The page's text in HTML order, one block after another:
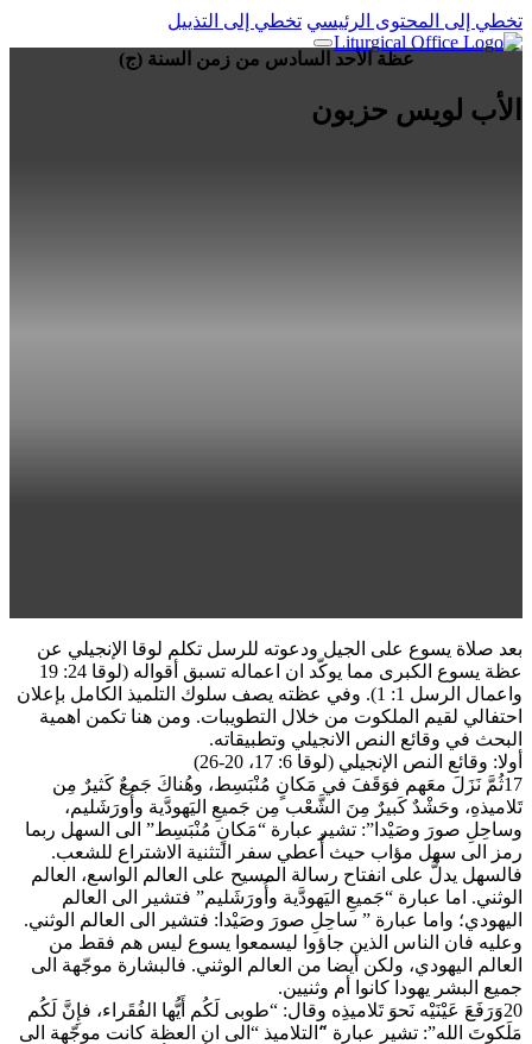
تخطي إلى المحتوى الرئيسي تخطي إلى التذييل
عظة الأحد السادس من زمن السنة (ج)
الأب لويس حزبون
بعد صلاة يسوع على الجيل ودعوته للرسل تكلم لوقا الإنجيلي عن
عظة يسوع الكبرى مما يوكّد ان اعماله تسبق أقواله (لوقا 24: 19
واعمال الرسل 1: 1). وفي عظته يصف سلوك التلميذ الكامل بإعلان
احتفالي لقيم الملكوت من خلال التطويبات. ومن هنا تكمن اهمية
البحث في وقائع النص الانجيلي وتطبيقاته.
أولا: وقائع النص الإنجيلي (لوقا 6: 17، 20-26)
17ثُمَّ نَزَلَ معَهم فوَقَفَ في مَكانٍ مُنْبَسِط، وهُناكَ جَمعٌ كَثيرٌ مِن
تَلاميذهِ، وحَشْدٌ كَبيرٌ مِنَ الشَّعْب مِن جَميعِ اليَهودَّية وأُورَشَليم،
وساحِلِ صورَ وصَيْدا”: تشير عبارة “مَكانٍ مُنْبَسِط” الى السهل ربما
رمز الى سهل مؤاب حيث أُعطي سفر التثنية الاشتراع للشعب.
فالسهل يدلُّ على انفتاح رسالة المسيح على العالم الواسع، العالم
الوثني. اما عبارة “جَميعِ اليَهودَّية وأُورَشَليم” فتشير الى العالم
اليهودي؛ واما عبارة ” ساحِلِ صورَ وصَيْدا: فتشير الى العالم الوثني.
وعليه فان الناس الذين جاؤوا ليسمعوا يسوع ليس هم فقط من
العالم اليهودي، ولكن أيضا من العالم الوثني. فالبشارة موجّهة الى
جميع البشر يهودا كانوا أم وثنيين.
20وَرَفَعَ عَيْنَيْه نَحوَ تَلاميذِه وقال: “طوبى لَكُم أَيُّها الفُقَراء، فإِنَّ لَكُم
مَلَكوتَ الله”: تشير عبارة “َالتلاميذ “الى ان العظة كانت موجّهة الى